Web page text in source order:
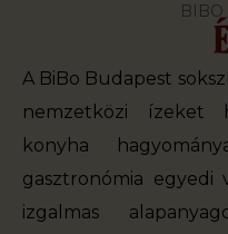
BIBO
A BiBo Budapest
nemzetközi ízeket
konyha
gasztronómia egyedi
izgalmas